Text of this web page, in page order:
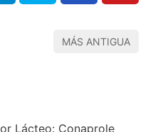
MÁS ANTIGUA
Lácteo: Conaprole